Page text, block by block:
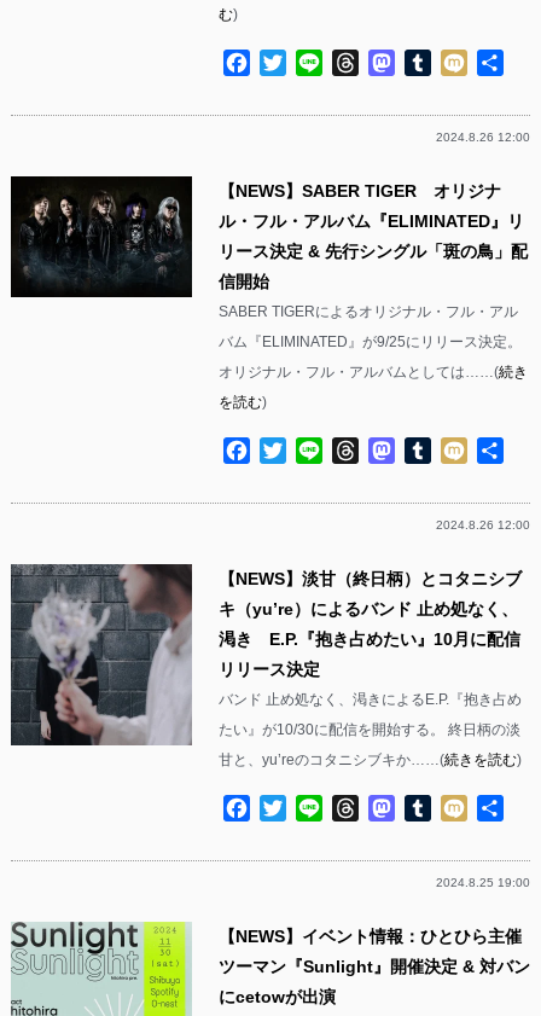
む)
Facebook
TwitterLine ThreadsMastodon
Tumblr
Mixi
2024.8.26 12:00
【NEWS】SABER TIGER オリジナ
ル・フル・アルバム『ELIMINATED』リ
リース決定 & 先行シングル「斑の鳥」配
信開始
SABER TIGERによるオリジナル・フル・アル
バム『ELIMINATED』が9/25にリリース決定。
オリジナル・フル・アルバムとしては……(続き
を読む)
Facebook
TwitterLine ThreadsMastodon
Tumblr
Mixi
2024.8.26 12:00
【NEWS】淡甘（終日柄）とコタニシブ
キ（yu’re）によるバンド 止め処なく、
渇き E.P.『抱き占めたい』10月に配信
リリース決定
バンド 止め処なく、渇きによるE.P.『抱き占め
たい』が10/30に配信を開始する。 終日柄の淡
甘と、yu’reのコタニシブキか……(続きを読む)
Facebook
TwitterLine ThreadsMastodon
Tumblr
Mixi
2024.8.25 19:00
【NEWS】イベント情報：ひとひら主催
ツーマン『Sunlight』開催決定 & 対バン
にcetowが出演